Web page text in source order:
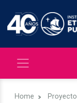
Home
Proyecto